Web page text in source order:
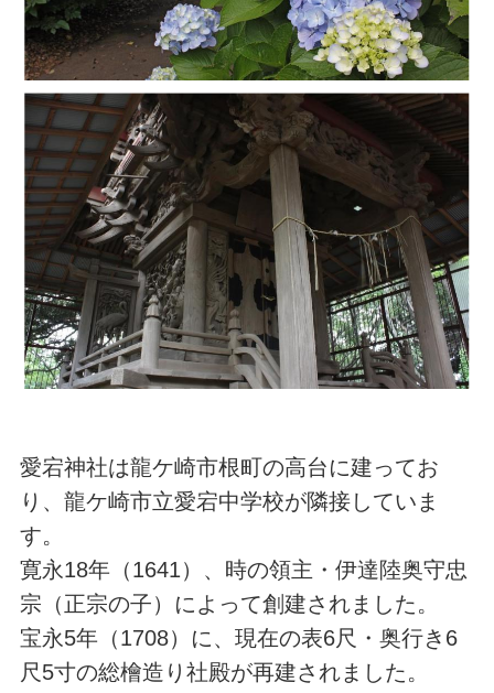
愛宕神社は龍ケ崎市根町の高台に建ってお
り、龍ケ崎市立愛宕中学校が隣接していま
す。
寛永18年（1641）、時の領主・伊達陸奥守忠
宗（正宗の子）によって創建されました。
宝永5年（1708）に、現在の表6尺・奥行き6
尺5寸の総檜造り社殿が再建されました。